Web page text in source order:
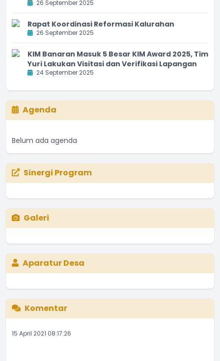
26 September 2025
Rapat Koordinasi Reformasi Kalurahan
26 September 2025
KIM Banaran Masuk 5 Besar KIM Award 2025, Tim
Yuri Lakukan Visitasi dan Verifikasi Lapangan
24 September 2025
Agenda
Belum ada agenda
Sinergi Program
Galeri
Aparatur Desa
Komentar
...selengkapnya
Umi Nurngaini